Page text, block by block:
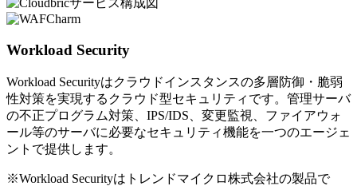
Workload Security
Workload Securityはクラウドインスタンスの多層防御・脆弱
性対策を実現するクラウド型セキュリティです。管理サーバ
の不正プログラム対策、IPS/IDS、変更監視、ファイアウォ
ール等のサーバに必要なセキュリティ機能を一つのエージェ
ントで提供します。
※Workload Securityはトレンドマイクロ株式会社の製品で